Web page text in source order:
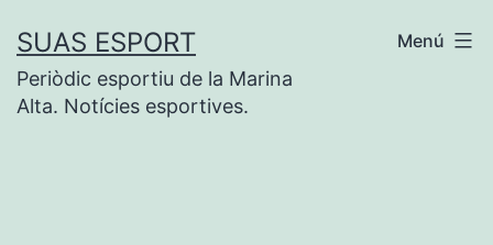
contingut
SUAS ESPORT
Periòdic esportiu de la Marina
Alta. Notícies esportives.
Menú